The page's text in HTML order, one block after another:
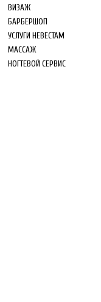
ВИЗАЖ
БАРБЕРШОП
УСЛУГИ НЕВЕСТАМ
МАССАЖ
НОГТЕВОЙ СЕРВИС